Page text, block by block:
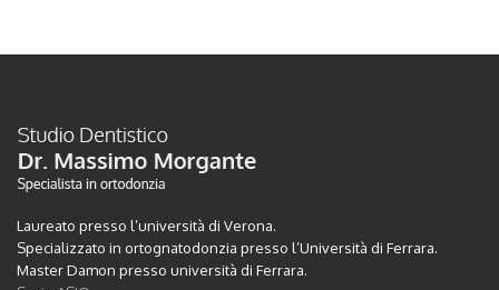
Laureato presso l’università di Verona.
Specializzato in ortognatodonzia presso l’Università di Ferrara.
Master Damon presso università di Ferrara.